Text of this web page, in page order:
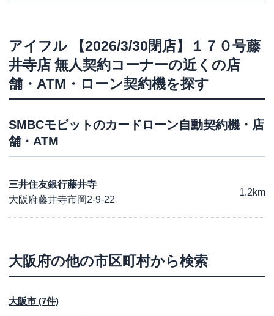
アイフル
【2026/3/30閉店】１７０号藤
井寺店 無人契約コーナーの近くの店
舗・ATM・ローン契約機を探す
SMBCモビットのカードローン自動契約機・店
舗・ATM
三井住友銀行藤井寺
大阪府藤井寺市岡2-9-22
1.2km
大阪府の他の市区町村から検索
大阪市 (7件)